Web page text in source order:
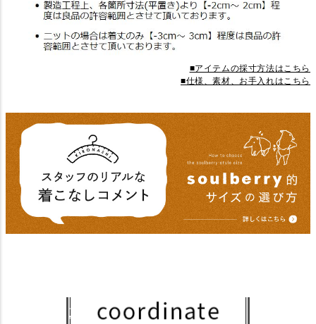
■アイテムの採寸方法はこちら
■仕様、素材、お手入れはこちら